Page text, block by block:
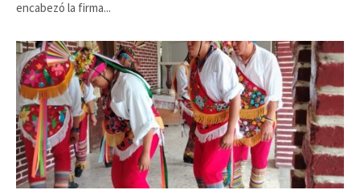
encabezó la firma...